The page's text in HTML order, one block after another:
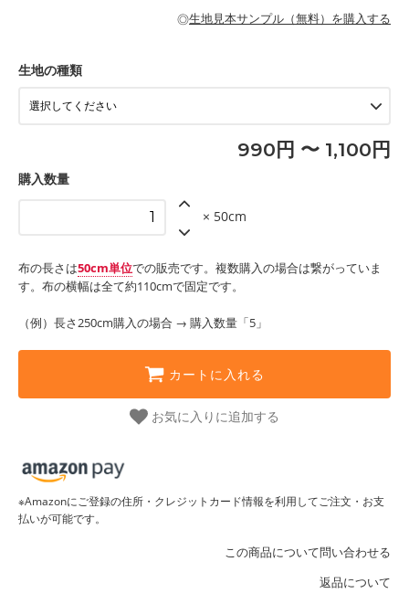
・カーテン、エプロン、テーブルクロスなどの暮らしのアイテム
・パンツ、タックスカートなどのボトムス
もっと詳しく見る
・工作用エプロン
もっと詳しく見る
◎生地見本サンプル（無料）を購入する
生地の種類
990円 〜 1,100円
購入数量
× 50cm
布の長さは50cm単位での販売です。複数購入の場合は繋がっていま
す。布の横幅は全て約110cmで固定です。
（例）長さ250cm購入の場合 → 購入数量「5」
カートに入れる
お気に入りに追加する
※Amazonにご登録の住所・クレジットカード情報を利用してご注文・お支
払いが可能です。
この商品について問い合わせる
返品について